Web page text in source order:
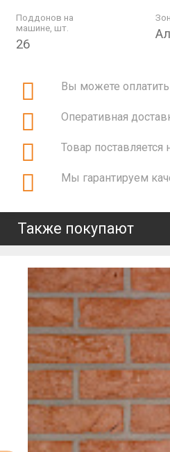
Поддонов на
машине, шт.
26
Вы можете
Оперативная
Товар
Мы гарантируем
Также покупают